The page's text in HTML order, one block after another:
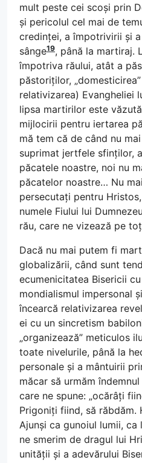
mult peste cei scoși prin
și pericolul cel mai de
credinței, a împotrivirii și
sânge19, până la martiraj.
împotriva răului, atât a
păstoriților,
relativizarea) Evangheliei
lipsa martirilor este
mijlocirii pentru iertarea
mă tem că de când nu
suprimat jertfele sfinților,
păcatele noastre, noi nu
păcatelor noastre… Nu
persecutați pentru
numele Fiului lui Dumnezeu
rău, care ne vizează pe
Dacă nu mai putem fi
globalizării, când sunt
ecumenicitatea Bisericii
mondialismul impersonal
încearcă relativizarea
ei cu un sincretism
„organizează” meticulos
toate nivelurile, până la
personale și a mântuirii
măcar să urmăm
care ne spune: „ocărâți
Prigoniți fiind, să răbdăm.
Ajunși ca gunoiul lumii,
ne smerim de dragul lui
unității și a adevărului